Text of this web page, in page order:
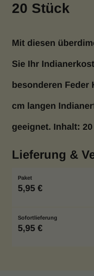
20 Stück
Mit diesen
Sie Ihr
besonderen
cm langen
geeignet. Inhalt:
Lieferung &
Paket
5,95 €
Sofortlieferung
5,95 €